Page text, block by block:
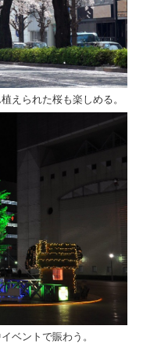
えられた桜も楽しめる。
ベントで賑わう。